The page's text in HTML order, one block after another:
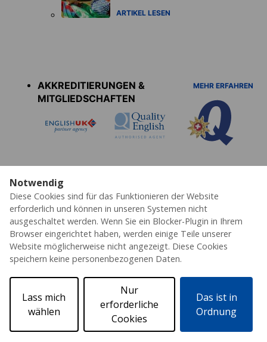
Notwendig
Diese Cookies sind für das Funktionieren der Website
erforderlich und können in unseren Systemen nicht
ausgeschaltet werden. Wenn Sie ein Blocker-Plugin in Ihrem
Browser eingerichtet haben, werden einige Teile unserer
Website möglicherweise nicht angezeigt. Diese Cookies
speichern keine personenbezogenen Daten.
Das ist in
Ordnung
Nur
erforderliche
Cookies
Lass mich
wählen
ARTIKEL LESEN
AKKREDITIERUNGEN &
MITGLIEDSCHAFTEN
MEHR ERFAHREN
Datenschutz Cookies AGB's Impressum
Partner
Erklärung zur Barrierefreiheit
© 2026 ESL – Alle Rechte vorbehalten